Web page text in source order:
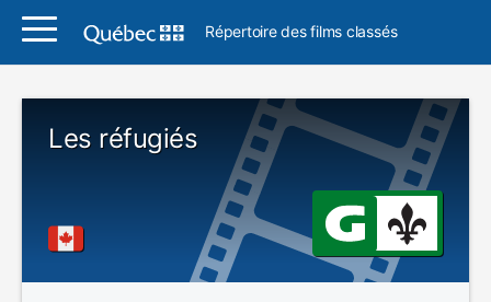
Répertoire des films classés
Les réfugiés